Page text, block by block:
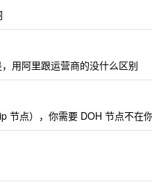
用阿里跟运营商的没什么区别
节点），你需要 DOH 节点不在